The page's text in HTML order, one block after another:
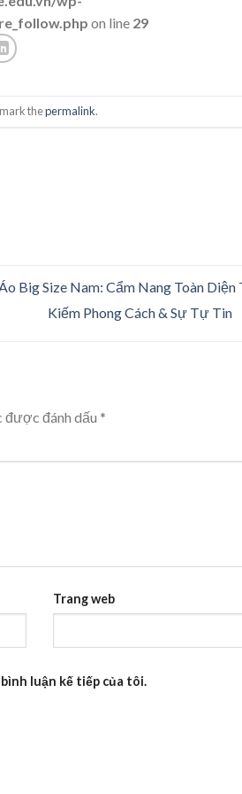
on line 29
thepermalink.
Big Size Nam: Cẩm Nang Toàn Diện
Kiếm Phong Cách & Sự Tự Tin
đánh dấu *
Trang web
luận kế tiếp của tôi.